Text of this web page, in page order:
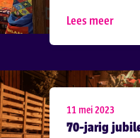
Lees meer
11 mei 2023
70-jarig